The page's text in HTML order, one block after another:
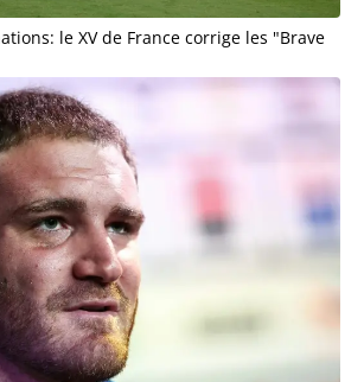
le XV de France corrige les "Brave